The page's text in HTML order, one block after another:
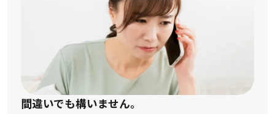
間違いでも構いません。